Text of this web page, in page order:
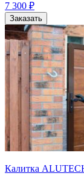
7 300 ₽
Заказать
Калитка